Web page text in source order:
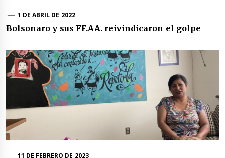
1 DE ABRIL DE 2022
Bolsonaro y sus FF.AA. reivindicaron el golpe
11 DE FEBRERO DE 2023